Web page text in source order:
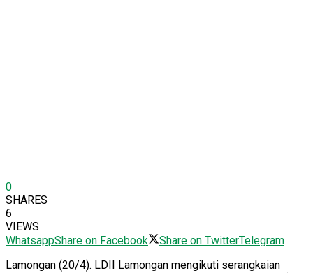
0
SHARES
6
VIEWS
WhatsappShare on Facebook Share on TwitterTelegram
Lamongan (20/4). LDII Lamongan mengikuti serangkaian